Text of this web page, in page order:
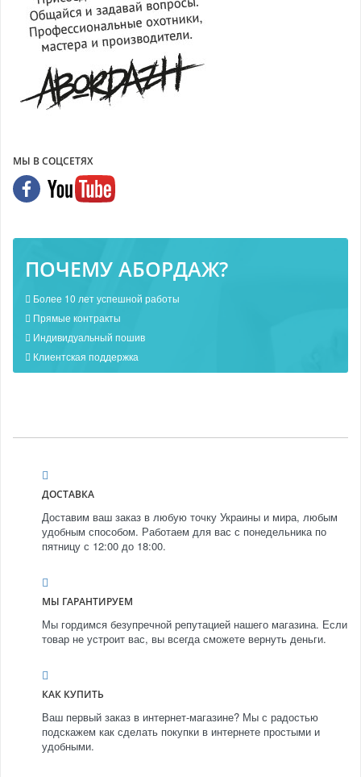
МЫ В СОЦСЕТЯХ
ПОЧЕМУ АБОРДАЖ?
Более 10 лет успешной работы
Прямые контракты
Индивидуальный пошив
Клиентская поддержка
ДОСТАВКА
Доставим ваш заказ в любую точку Украины и мира, любым
удобным способом. Работаем для вас с понедельника по
пятницу с 12:00 до 18:00.
МЫ ГАРАНТИРУЕМ
Мы гордимся безупречной репутацией нашего магазина. Если
товар не устроит вас, вы всегда сможете вернуть деньги.
КАК КУПИТЬ
Ваш первый заказ в интернет-магазине? Мы с радостью
подскажем как сделать покупки в интернете простыми и
удобными.